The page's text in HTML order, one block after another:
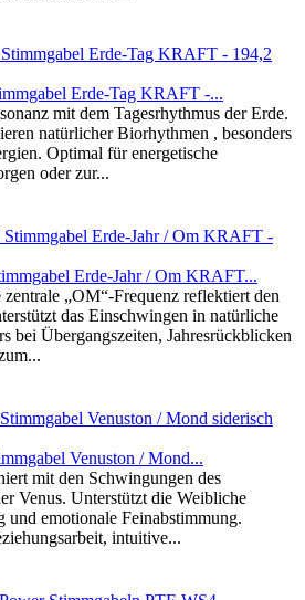
Erde-Tag KRAFT -...
mit dem Tagesrhythmus der Erde.
natürlicher Biorhythmen , besonders
Optimal für energetische
oder zur...
Erde-Jahr / Om KRAFT...
„OM“-Frequenz reflektiert den
das Einschwingen in natürliche
bei Übergangszeiten, Jahresrückblicken
Venuston / Mond...
mit den Schwingungen des
Venus. Unterstützt die Weibliche
emotionale Feinabstimmung.
intuitive...